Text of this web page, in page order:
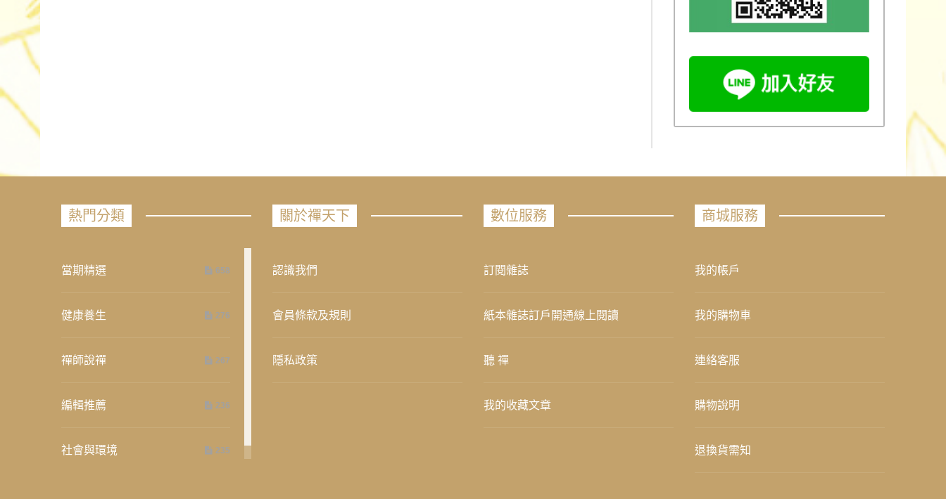
熱門分類
當期精選 658
健康養生 276
禪師說禪 267
編輯推薦 236
社會與環境 235
關於禪天下
認識我們
會員條款及規則
隱私政策
數位服務
訂閱雜誌
紙本雜誌訂戶開通線上閱讀
聽 禪
我的收藏文章
商城服務
我的帳戶
我的購物車
連絡客服
購物說明
退換貨需知